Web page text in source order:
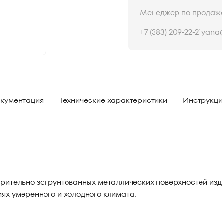
Менеджер по
+7 (383) 209-22-21
Технические характеристики
загрунтованных металлических поверхностей
умеренного и холодного климата.